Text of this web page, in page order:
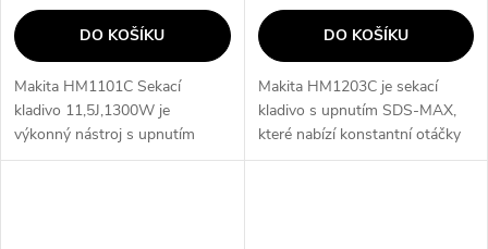
DO KOŠÍKU
Makita HM1101C Sekací
kladivo 11,5J,1300W je
výkonný nástroj s upnutím
SDS-MAX, který nabízí
DO KOŠÍKU
Makita HM1203C je sekací
kladivo s upnutím SDS-MAX,
které nabízí konstantní otáčky
při zatížení díky konstantní